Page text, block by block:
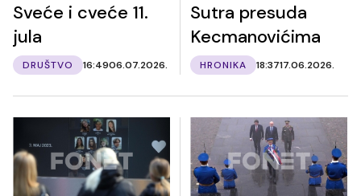
Sveće i cveće 11.
jula
DRUŠTVO 16:4906.07.2026.
Sutra presuda
Kecmanovićima
HRONIKA 18:3717.06.2026.